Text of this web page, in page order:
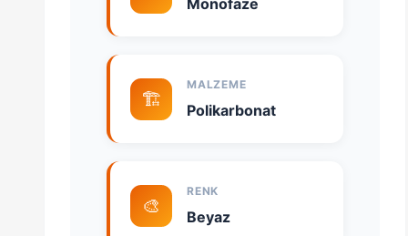
Monofaze
🏗️
MALZEME
Polikarbonat
🎨
RENK
Beyaz